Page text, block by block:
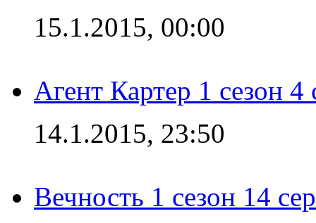
15.1.2015, 00:00
Агент Картер 1 сезон 4
14.1.2015, 23:50
Вечность 1 сезон 14